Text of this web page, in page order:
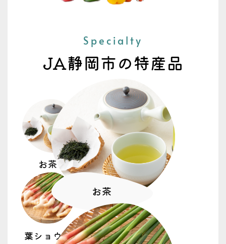
2026.07.08
トピックス 女性部
生活講座「消費者トラブル・特殊詐欺」開
2026.07.08
トピックス
「すっぱみかん」目揃え会 この酸っぱさ
が夏にいい！
トピックス
豊作の”ホオズキ盆飾り” 藁科補完作物実
践部会（WHO）
Specialty
JA静岡市の特産品
お茶
葉ショウガ
お茶